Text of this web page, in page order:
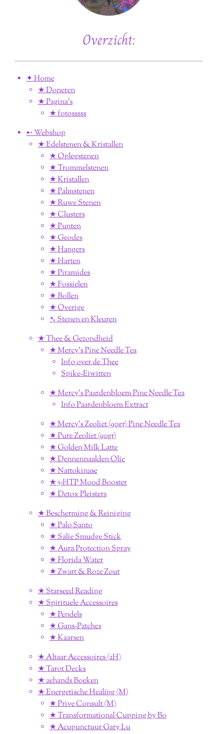
Overzicht:
✦ Home
★ Doneren
★ Pagina’s
★ fotosssss
➸ Webshop
★ Edelstenen & Kristallen
★ Oplegstenen
★ Trommelstenen
★ Kristallen
★ Palmstenen
★ Ruwe Stenen
★ Clusters
★ Punten
★ Geodes
★ Hangers
★ Harten
★ Piramides
★ Fossielen
★ Bollen
★ Overige
➴ Stenen en Kleuren
★ Thee & Gezondheid
★ Mercy's Pine Needle Tea
Info over de Thee
Spike-Eiwitten
★ Mercy's Paardenbloem Pine Needle Tea
Info Paardenbloem Extract
★ Mercy's Zeoliet (90gr) Pine Needle Tea
★ Pure Zeoliet (90gr)
★ Golden Milk Latte
★ Dennennaalden Olie
★ Nattokinase
★ 5-HTP Mood Booster
★ Detox Pleisters
★ Bescherming & Reiniging
★ Palo Santo
★ Salie Smudge Stick
★ Aura Protection Spray
★ Florida Water
★ Zwart & Roze Zout
★ Starseed Reading
★ Spirituele Accessoires
★ Pendels
★ Gans-Patches
★ Kaarsen
★ Altaar Accessoires (2H)
★ Tarot Decks
★ 2ehands Boeken
★ Energetische Healing (M)
★ Prive Consult (M)
★ Transformational Cupping by Bo
★ Acupunctuur Gary Lu